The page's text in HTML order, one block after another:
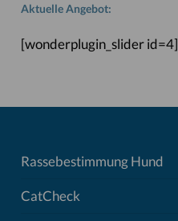
Aktuelle Angebot:
[wonderplugin_slider id=4]
Rassebestimmung Hund
CatCheck